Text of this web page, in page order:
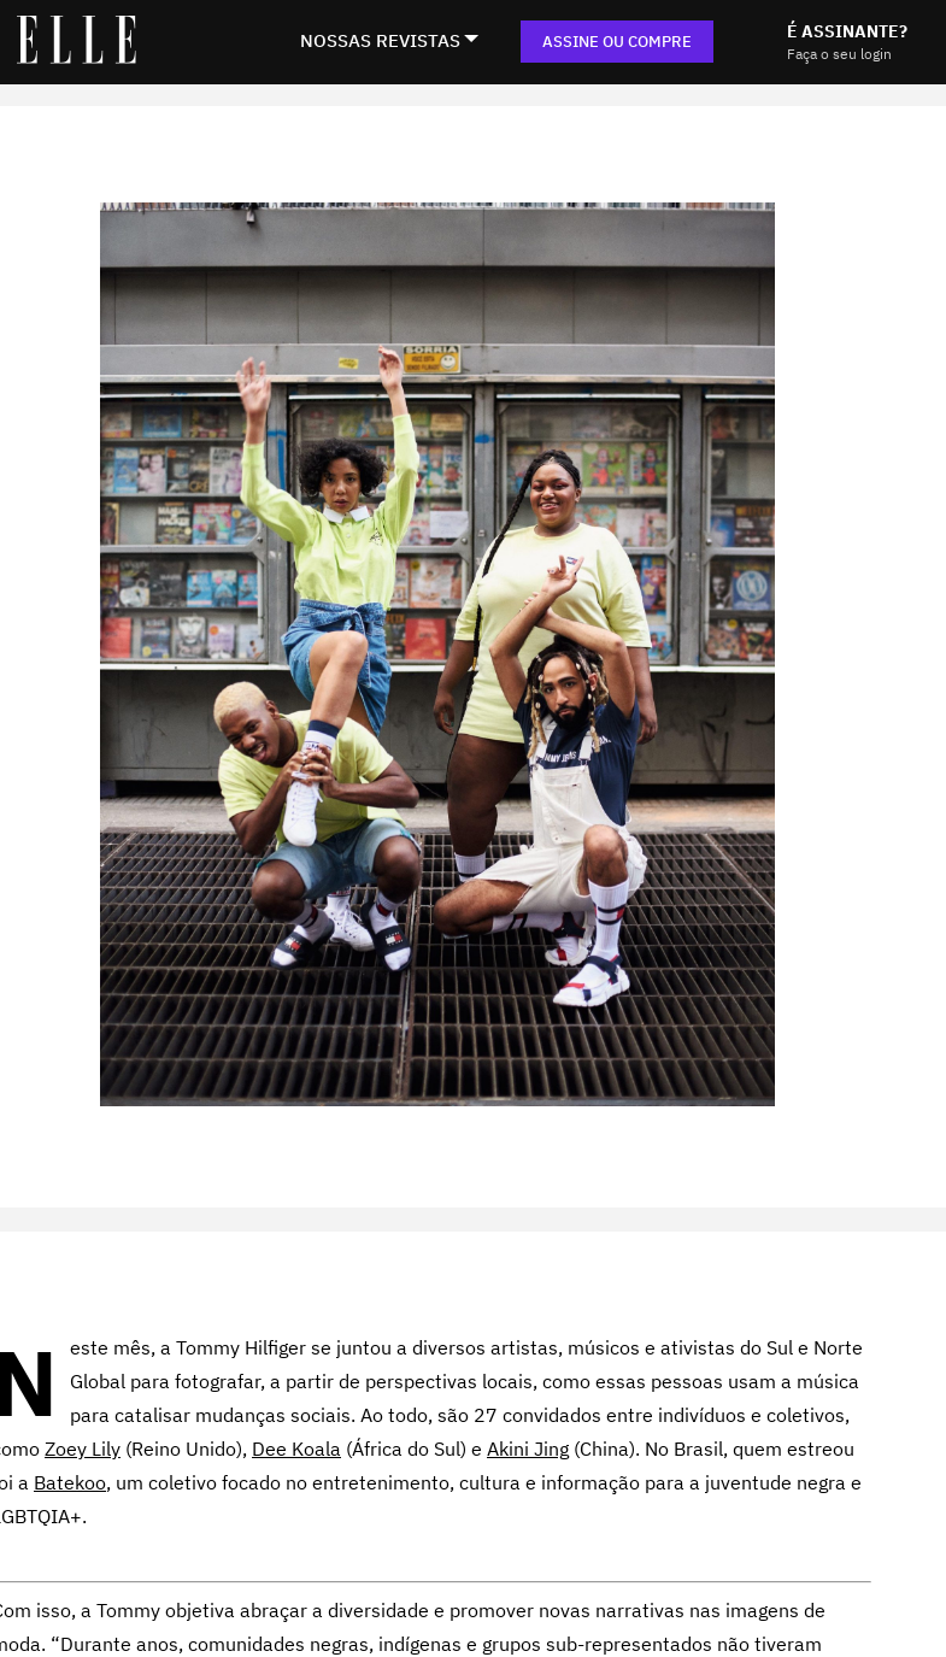
NOSSAS REVISTAS ASSINE OU COMPRE É ASSINANTE?
Faça o seu login
este mês, a Tommy Hilfiger se juntou a diversos artistas, músicos e ativistas do Sul e Norte
Global para fotografar, a partir de perspectivas locais, como essas pessoas usam a música
para catalisar mudanças sociais. Ao todo, são 27 convidados entre indivíduos e coletivos,
Zoey Lily (Reino Unido), Dee Koala (África do Sul) e Akini Jing (China). No Brasil, quem estreou
a Batekoo, um coletivo focado no entretenimento, cultura e informação para a juventude negra e
isso, a Tommy objetiva abraçar a diversidade e promover novas narrativas nas imagens de
“Durante anos, comunidades negras, indígenas e grupos sub-representados não tiveram